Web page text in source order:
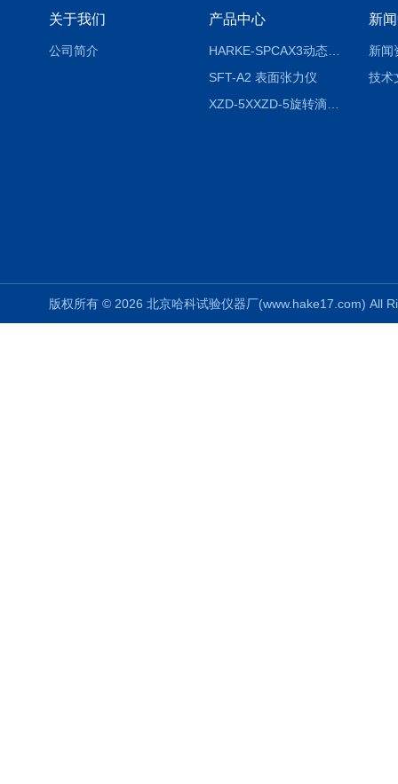
关于我们
公司简介
产品中心
HARKE-SPCAX3动态接触角测定仪系列
SFT-A2 表面张力仪
XZD-5XXZD-5旋转滴超低界面张力仪
新
新闻
技术
版权所有 © 2026 北京哈科试验仪器厂(www.hake17.com)